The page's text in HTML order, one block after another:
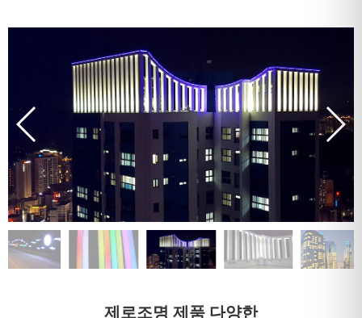
제로조명 제품 다양한